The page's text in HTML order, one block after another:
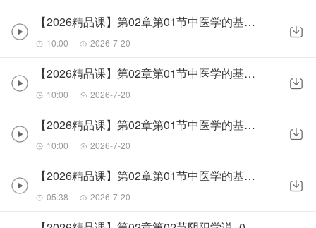
【2026精品课】第02章第01节中医学的基本特点_0
10:00 2026-7-20
【2026精品课】第02章第01节中医学的基本特点_1
10:00 2026-7-20
【2026精品课】第02章第01节中医学的基本特点_2
10:00 2026-7-20
【2026精品课】第02章第01节中医学的基本特点_3
05:38 2026-7-20